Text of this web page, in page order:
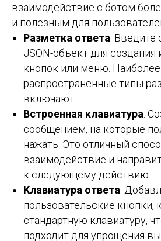
взаимодействие с ботом
и полезным для
Разметка ответа: Введите
JSON-объект для создания
кнопок или меню. Наиболее
распространенные типы
включают:
Встроенная клавиатура:
сообщением, на которые
нажать. Это отличный
взаимодействие и
к следующему действию.
Клавиатура ответа:
пользовательские
стандартную клавиатуру,
подходит для упрощения